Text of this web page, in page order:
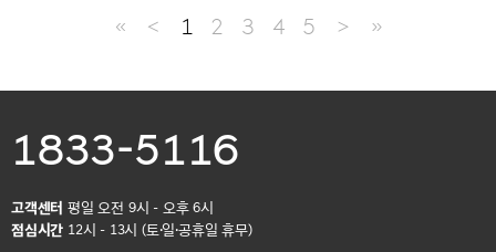
≪ ＜ 1 2 3 4 5 ＞ ≫
1833-5116
고객센터 평일 오전 9시 - 오후 6시
점심시간 12시 - 13시 (토·일·공휴일 휴무)